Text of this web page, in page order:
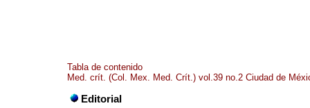
Tabla de contenido
Med. crít. (Col. Mex. Med. Crít.) vol.39 no.2 Ciudad de
Editorial